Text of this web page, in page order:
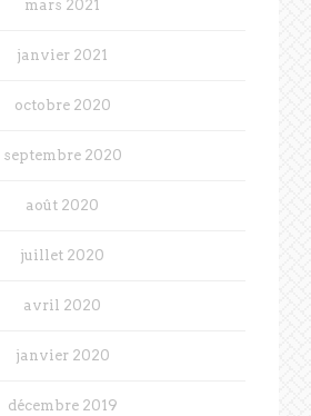
mars 2021
janvier 2021
octobre 2020
septembre 2020
août 2020
juillet 2020
avril 2020
janvier 2020
décembre 2019